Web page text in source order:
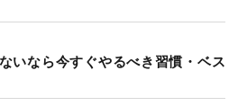
いなら今すぐやるべき習慣・ベス